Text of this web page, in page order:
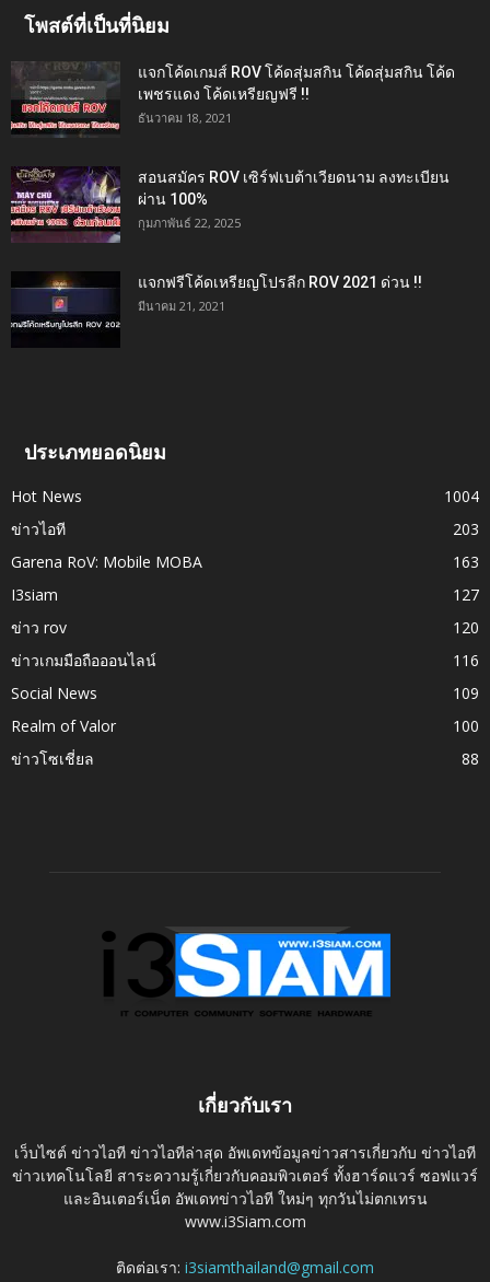
โพสต์ที่เป็นที่นิยม
แจกโค้ดเกมส์ ROV โค้ดสุ่มสกิน โค้ดสุ่มสกิน โค้ด
เพชรแดง โค้ดเหรียญฟรี !!
ธันวาคม 18, 2021
สอนสมัคร ROV เซิร์ฟเบต้าเวียดนาม ลงทะเบียน
ผ่าน 100%
กุมภาพันธ์ 22, 2025
แจกฟรีโค้ดเหรียญโปรลีก ROV 2021 ด่วน !!
มีนาคม 21, 2021
ประเภทยอดนิยม
Hot News
1004
ข่าวไอที
203
Garena RoV: Mobile MOBA
163
I3siam
127
ข่าว rov
120
ข่าวเกมมือถือออนไลน์
116
Social News
109
Realm of Valor
100
ข่าวโซเชี่ยล
88
เกี่ยวกับเรา
เว็บไซต์ ข่าวไอที ข่าวไอทีล่าสุด อัพเดทข้อมูลข่าวสารเกี่ยวกับ ข่าวไอที
ข่าวเทคโนโลยี สาระความรู้เกี่ยวกับคอมพิวเตอร์ ทั้งฮาร์ดแวร์ ซอฟแวร์
และอินเตอร์เน็ต อัพเดทข่าวไอที ใหม่ๆ ทุกวันไม่ตกเทรน
www.i3Siam.com
ติดต่อเรา: i3siamthailand@gmail.com